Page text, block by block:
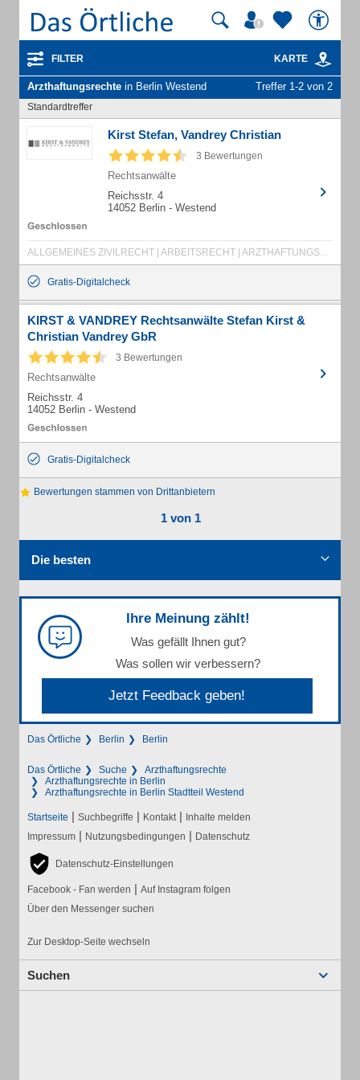
FILTER KARTE
Arzthaftungsrechte in Berlin Westend Treffer 1-2 von 2
Standardtreffer
Kirst Stefan, Vandrey Christian
3 Bewertungen
Rechtsanwälte
Reichsstr. 4
14052 Berlin - Westend
ALLGEMEINES ZIVILRECHT | ARBEITSRECHT | ARZTHAFTUNGSRECHT | ERBRECHT | FAMILIENRECHT | MIETRECHT | SOZIALRECHT | STEUERRECHT | STRAFRECHT | VERKEHRSRECHT | TESTAMENT | KÜNDIGUNG | MIETERHÖHUNG | SCHÖNHEITSREPARATUREN | PFLICHTTEIL | FACHANWALT FÜR ARBEITSRECHT | FACHANWALT FÜR ERBRECHT | WOHNEIGENTUM | FACHANWALT FÜR MIETRECHT | RÄUMUNGSKLAGE | MODERNISIERUNG | BETRIEBSRAT | ABFINDUNG | KÜNDIGUNGSSCHUTZKLAGE | PFLICHTTEILERGÄNZUNG | VORSORGEVOLLMACHT | MIETKAUTION
Gratis-Digitalcheck
KIRST & VANDREY Rechtsanwälte Stefan Kirst &
Christian Vandrey GbR
3 Bewertungen
Rechtsanwälte
Reichsstr. 4
14052 Berlin - Westend
Gratis-Digitalcheck
Bewertungen stammen von Drittanbietern
1 von 1
Die besten
Ihre Meinung zählt!
Was gefällt Ihnen gut?
Was sollen wir verbessern?
Jetzt Feedback geben!
Das Örtliche Berlin Berlin
Das Örtliche Suche
Arzthaftungsrechte
Arzthaftungsrechte in Berlin
Arzthaftungsrechte in Berlin Stadtteil Westend
Startseite | Suchbegriffe | Kontakt | Inhalte melden
Impressum | Nutzungsbedingungen | Datenschutz
Datenschutz-Einstellungen
Facebook - Fan werden | Auf Instagram folgen
Über den Messenger suchen
Zur Desktop-Seite wechseln
Suchen